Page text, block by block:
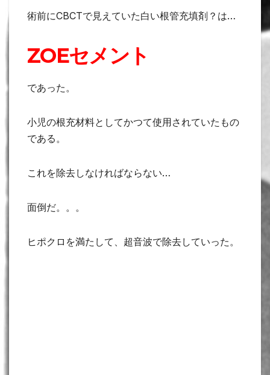
術前にCBCTで見えていた白い根管充填剤？は…
ZOEセメント
であった。
小児の根充材料としてかつて使用されていたもの
である。
これを除去しなければならない…
面倒だ。。。
ヒポクロを満たして、超音波で除去していった。